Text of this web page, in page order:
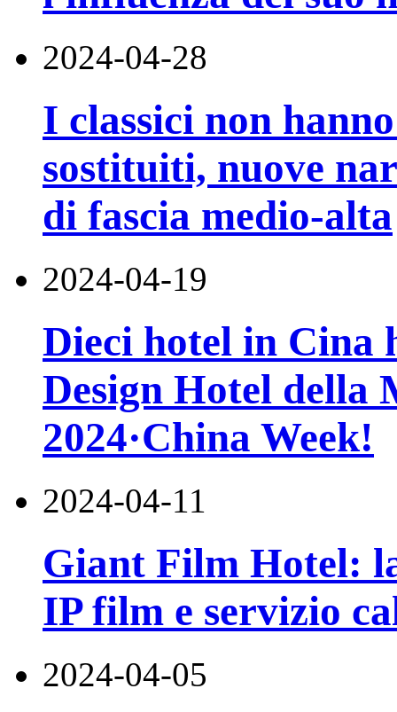
2024-04-28
I classici non
sostituiti, nuove
di fascia medio-alta
2024-04-19
Dieci hotel in Cina
Design Hotel della
2024·China Week!
2024-04-11
Giant Film Hotel:
IP film e servizio
2024-04-05